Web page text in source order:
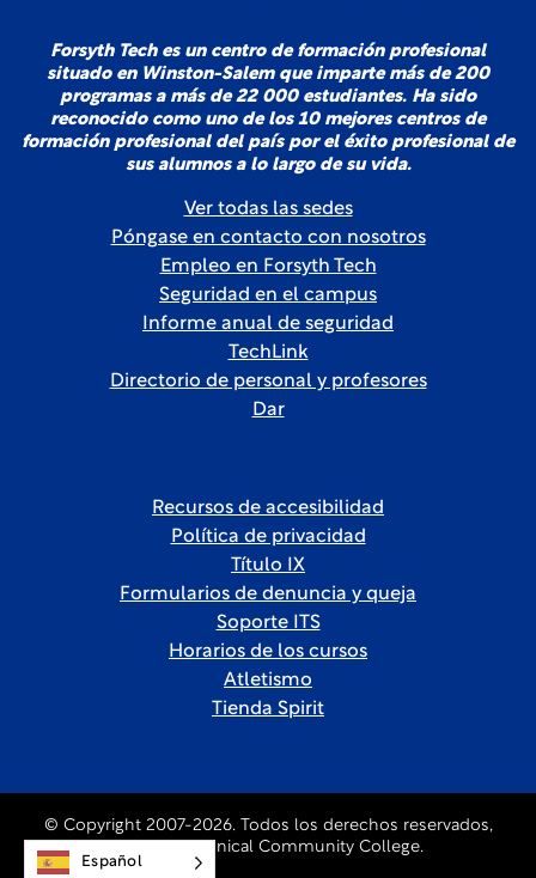
Forsyth Tech es un centro de formación profesional
situado en Winston-Salem que imparte más de 200
programas a más de 22 000 estudiantes. Ha sido
reconocido como uno de los 10 mejores centros de
formación profesional del país por el éxito profesional de
sus alumnos a lo largo de su vida.
Ver todas las sedes
Póngase en contacto con nosotros
Empleo en Forsyth Tech
Seguridad en el campus
Informe anual de seguridad
TechLink
Directorio de personal y profesores
Dar
Recursos de accesibilidad
Política de privacidad
Título IX
Formularios de denuncia y queja
Soporte ITS
Horarios de los cursos
Atletismo
Tienda Spirit
© Copyright 2007-2026. Todos los derechos reservados,
Forsyth Technical Community College.
Español